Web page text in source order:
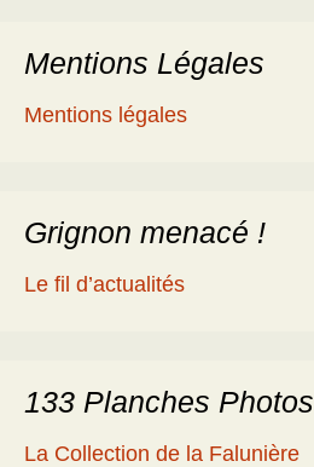
Mentions Légales
Mentions légales
Grignon menacé !
Le fil d’actualités
133 Planches Photos
La Collection de la Falunière